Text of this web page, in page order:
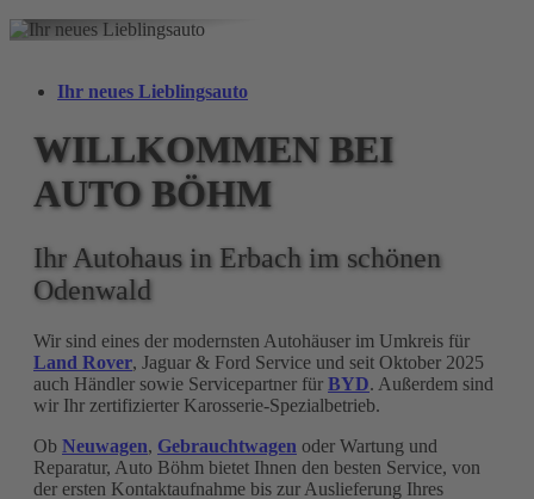
Ihr neues Lieblings­auto
WILLKOMMEN BEI
AUTO BÖHM
Ihr Autohaus in Erbach im schönen
Odenwald
Wir sind eines der modernsten Autohäuser im Umkreis für
Land Rover, Jaguar & Ford Service und seit Oktober 2025
auch Händler sowie Servicepartner für BYD. Außerdem sind
wir Ihr zertifizierter Karosserie-Spezialbetrieb.
Ob Neuwagen, Gebrauchtwagen oder Wartung und
Reparatur, Auto Böhm bietet Ihnen den besten Service, von
der ersten Kontaktaufnahme bis zur Auslieferung Ihres